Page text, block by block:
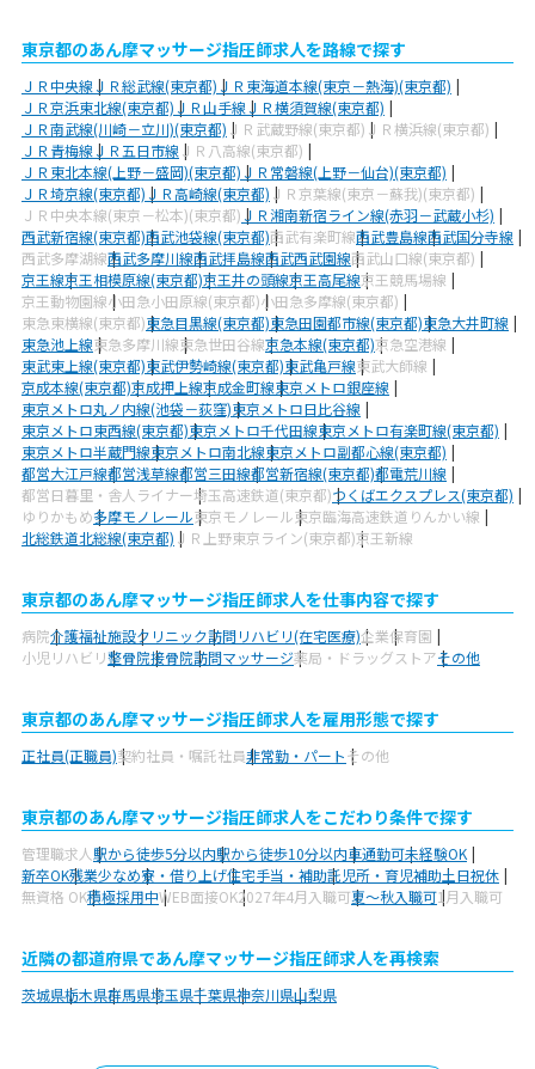
東京都のあん摩マッサージ指圧師求人を路線で探す
ＪＲ中央線ＪＲ総武線(東京都)ＪＲ東海道本線(東京－熱海)(東京都)
ＪＲ京浜東北線(東京都)ＪＲ山手線ＪＲ横須賀線(東京都)
ＪＲ南武線(川崎－立川)(東京都) ＪＲ武蔵野線(東京都) ＪＲ横浜線(東京都)
ＪＲ青梅線ＪＲ五日市線 ＪＲ八高線(東京都)
ＪＲ東北本線(上野－盛岡)(東京都)ＪＲ常磐線(上野－仙台)(東京都)
ＪＲ埼京線(東京都)ＪＲ高崎線(東京都) ＪＲ京葉線(東京－蘇我)(東京都)
ＪＲ中央本線(東京－松本)(東京都)ＪＲ湘南新宿ライン線(赤羽－武蔵小杉)
西武新宿線(東京都)西武池袋線(東京都)西武有楽町線西武豊島線西武国分寺線
西武多摩湖線西武多摩川線西武拝島線西武西武園線西武山口線(東京都)
京王線京王相模原線(東京都)京王井の頭線京王高尾線京王競馬場線
京王動物園線小田急小田原線(東京都)小田急多摩線(東京都)
東急東横線(東京都)東急目黒線(東京都)東急田園都市線(東京都)東急大井町線
東急池上線東急多摩川線東急世田谷線京急本線(東京都)京急空港線
東武東上線(東京都)東武伊勢崎線(東京都)東武亀戸線東武大師線
京成本線(東京都)京成押上線京成金町線東京メトロ銀座線
東京メトロ丸ノ内線(池袋－荻窪)東京メトロ日比谷線
東京メトロ東西線(東京都)東京メトロ千代田線東京メトロ有楽町線(東京都)
東京メトロ半蔵門線東京メトロ南北線東京メトロ副都心線(東京都)
都営大江戸線都営浅草線都営三田線都営新宿線(東京都)都電荒川線
都営日暮里・舎人ライナー埼玉高速鉄道(東京都)つくばエクスプレス(東京都)
ゆりかもめ多摩モノレール東京モノレール東京臨海高速鉄道りんかい線
北総鉄道北総線(東京都) ＪＲ上野東京ライン(東京都)京王新線
東京都のあん摩マッサージ指圧師求人を仕事内容で探す
病院介護福祉施設クリニック訪問リハビリ(在宅医療)企業保育園
小児リハビリ整骨院接骨院訪問マッサージ薬局・ドラッグストアその他
東京都のあん摩マッサージ指圧師求人を雇用形態で探す
正社員(正職員)契約社員・嘱託社員非常勤・パートその他
東京都のあん摩マッサージ指圧師求人をこだわり条件で探す
管理職求人駅から徒歩5分以内駅から徒歩10分以内車通勤可未経験OK
新卒OK残業少なめ寮・借り上げ住宅手当・補助託児所・育児補助土日祝休
無資格 OK積極採用中WEB面接OK2027年4月入職可夏～秋入職可1月入職可
近隣の都道府県であん摩マッサージ指圧師求人を再検索
茨城県栃木県群馬県埼玉県千葉県神奈川県山梨県